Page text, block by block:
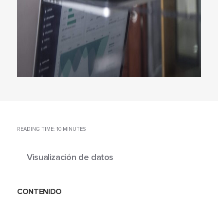
READING TIME: 10 MINUTES
Visualización de datos
CONTENIDO